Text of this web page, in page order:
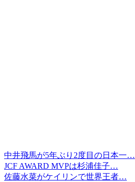
中井飛馬が5年ぶり2度目の日本一…
JCF AWARD MVPは杉浦佳子…
佐藤水菜がケイリンで世界王者…